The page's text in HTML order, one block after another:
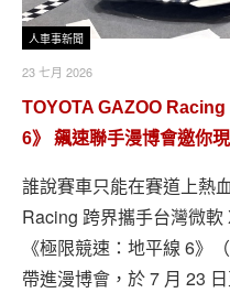
促銷訊息
人車軼事
試車報導
車型比拼
兩輪世界
人車事新聞
23 七月 2026
TOYOTA GAZOO
6》 飆速聯手漫博會邀你
誰說賽車只能在賽道上熱
Racing 跨界攜手台灣微
《極限競速：地平線 6》
帶進漫博會，於 7 月 23